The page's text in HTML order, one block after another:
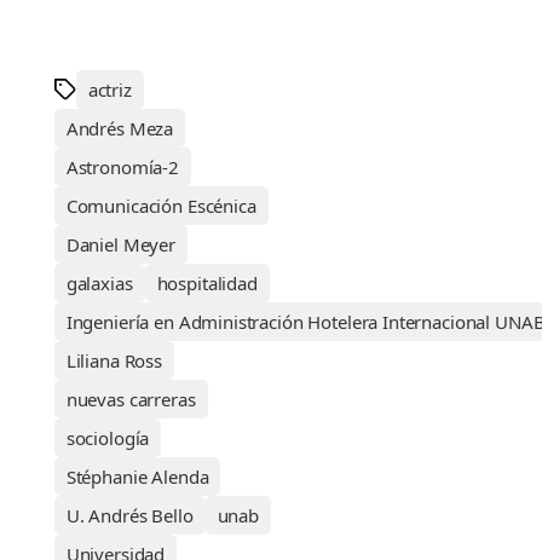
actriz
Andrés Meza
Astronomía-2
Comunicación Escénica
Daniel Meyer
galaxias
hospitalidad
Ingeniería en Administración Hotelera Internacional
Liliana Ross
nuevas carreras
sociología
Stéphanie Alenda
U. Andrés Bello
unab
Universidad